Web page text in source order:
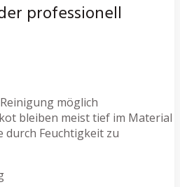
professionell
möglich
bleiben meist tief im Material
durch Feuchtigkeit zu